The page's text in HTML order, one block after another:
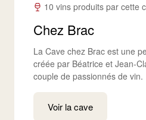
10 vins produits par cette
Chez Brac
La Cave chez Brac est une
créée par Béatrice et Jean-
couple de passionnés de vin.
Voir la cave